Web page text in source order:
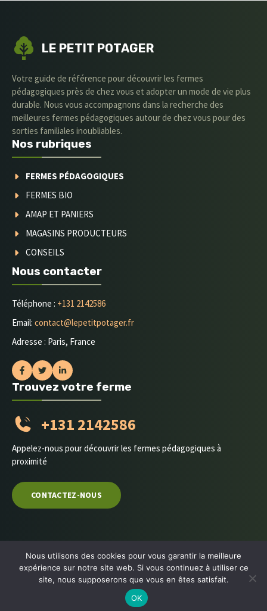
LE PETIT POTAGER
Votre guide de référence pour découvrir les fermes
pédagogiques près de chez vous et adopter un mode de vie plus
durable. Nous vous accompagnons dans la recherche des
meilleures fermes pédagogiques autour de chez vous pour des
sorties familiales inoubliables.
Nos rubriques
FERMES PÉDAGOGIQUES
FERMES BIO
AMAP ET PANIERS
MAGASINS PRODUCTEURS
CONSEILS
Nous contacter
Téléphone : +131 2142586
Email: contact@lepetitpotager.fr
Adresse : Paris, France
Trouvez votre ferme
+131 2142586
Appelez-nous pour découvrir les fermes pédagogiques à
proximité
CONTACTEZ-NOUS
2026 Le Petit Potager • Conçu avec passion
Politique De ConfidentialitéMentions Légales
Nous utilisons des cookies pour vous garantir la meilleure
expérience sur notre site web. Si vous continuez à utiliser ce
site, nous supposerons que vous en êtes satisfait.
OK